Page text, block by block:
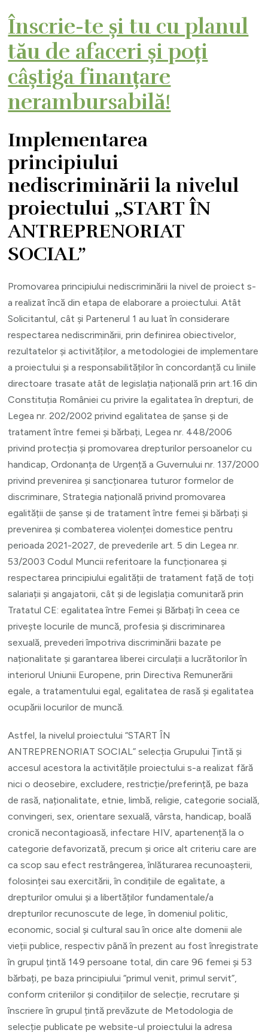
Înscrie-te și tu cu planul
tău de afaceri și poți
câștiga finanțare
nerambursabilă!
Implementarea
principiului
nediscriminării la nivelul
proiectului „START ÎN
ANTREPRENORIAT
SOCIAL”
Promovarea principiului nediscriminării la nivel de proiect s-
a realizat încă din etapa de elaborare a proiectului. Atât
Solicitantul, cât și Partenerul 1 au luat în considerare
respectarea nediscriminării, prin definirea obiectivelor,
rezultatelor și activităților, a metodologiei de implementare
a proiectului și a responsabilităților în concordanță cu liniile
directoare trasate atât de legislația națională prin art.16 din
Constituția României cu privire la egalitatea în drepturi, de
Legea nr. 202/2002 privind egalitatea de șanse și de
tratament între femei și bărbați, Legea nr. 448/2006
privind protecția și promovarea drepturilor persoanelor cu
handicap, Ordonanța de Urgență a Guvernului nr. 137/2000
privind prevenirea și sancționarea tuturor formelor de
discriminare, Strategia națională privind promovarea
egalității de șanse și de tratament între femei și bărbați și
prevenirea și combaterea violenței domestice pentru
perioada 2021-2027, de prevederile art. 5 din Legea nr.
53/2003 Codul Muncii referitoare la funcționarea și
respectarea principiului egalității de tratament față de toți
salariații și angajatorii, cât și de legislația comunitară prin
Tratatul CE: egalitatea între Femei și Bărbați în ceea ce
privește locurile de muncă, profesia și discriminarea
sexuală, prevederi împotriva discriminării bazate pe
naționalitate și garantarea liberei circulații a lucrătorilor în
interiorul Uniunii Europene, prin Directiva Remunerării
egale, a tratamentului egal, egalitatea de rasă și egalitatea
ocupării locurilor de muncă.
Astfel, la nivelul proiectului “START ÎN
ANTREPRENORIAT SOCIAL” selecția Grupului Țintă și
accesul acestora la activitățile proiectului s-a realizat fără
nici o deosebire, excludere, restricție/preferință, pe baza
de rasă, naționalitate, etnie, limbă, religie, categorie socială,
convingeri, sex, orientare sexuală, vârsta, handicap, boală
cronică necontagioasă, infectare HIV, apartenență la o
categorie defavorizată, precum și orice alt criteriu care are
ca scop sau efect restrângerea, înlăturarea recunoașterii,
folosinței sau exercitării, în condițiile de egalitate, a
drepturilor omului și a libertăților fundamentale/a
drepturilor recunoscute de lege, în domeniul politic,
economic, social și cultural sau în orice alte domenii ale
vieții publice, respectiv până în prezent au fost înregistrate
în grupul țintă 149 persoane total, din care 96 femei și 53
bărbați, pe baza principiului “primul venit, primul servit”,
conform criteriilor și condițiilor de selecție, recrutare și
înscriere în grupul țintă prevăzute de Metodologia de
selecție publicate pe website-ul proiectului la adresa